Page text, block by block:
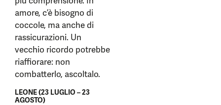
amore, c’è bisogno di
coccole, ma anche di
rassicurazioni. Un
vecchio ricordo potrebbe
riaffiorare: non
combatterlo, ascoltalo.
LEONE (23 LUGLIO – 23
AGOSTO)